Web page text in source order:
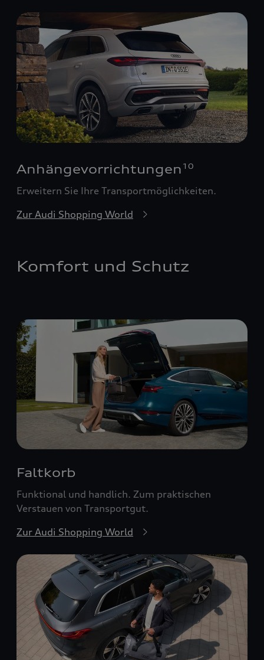
Anhängevorrichtungen 10
Erweitern Sie Ihre Transportmöglichkeiten.
Zur Audi Shopping World
Komfort und Schutz
Faltkorb
Funktional und handlich. Zum praktischen
Verstauen von Transportgut.
Zur Audi Shopping World